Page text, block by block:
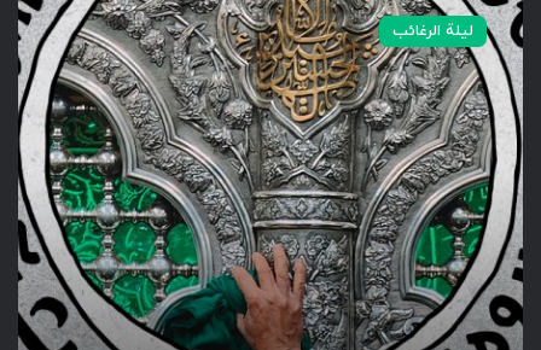
ا
ح
س
ی
ن
لیلة الرغائب